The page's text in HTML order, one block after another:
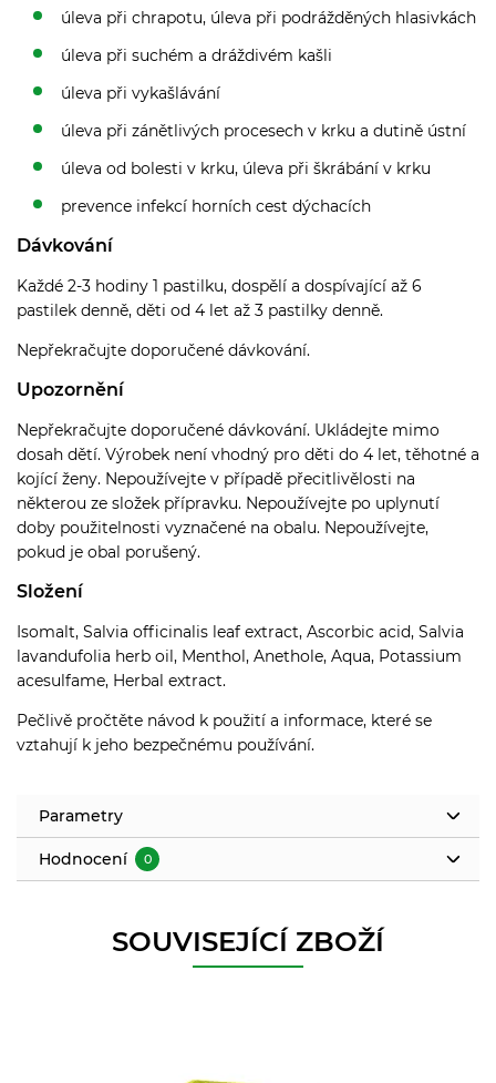
úleva při chrapotu, úleva při podrážděných hlasivkách
úleva při suchém a dráždivém kašli
úleva při vykašlávání
úleva při zánětlivých procesech v krku a dutině ústní
úleva od bolesti v krku, úleva při škrábání v krku
prevence infekcí horních cest dýchacích
Dávkování
Každé 2-3 hodiny 1 pastilku, dospělí a dospívající až 6
pastilek denně, děti od 4 let až 3 pastilky denně.
Nepřekračujte doporučené dávkování.
Upozornění
Nepřekračujte doporučené dávkování. Ukládejte mimo
dosah dětí. Výrobek není vhodný pro děti do 4 let, těhotné a
kojící ženy. Nepoužívejte v případě přecitlivělosti na
některou ze složek přípravku. Nepoužívejte po uplynutí
doby použitelnosti vyznačené na obalu. Nepoužívejte,
pokud je obal porušený.
Složení
Isomalt, Salvia officinalis leaf extract, Ascorbic acid, Salvia
lavandufolia herb oil, Menthol, Anethole, Aqua, Potassium
acesulfame, Herbal extract.
Pečlivě pročtěte návod k použití a informace, které se
vztahují k jeho bezpečnému používání.
Parametry
Hodnocení 0
SOUVISEJÍCÍ ZBOŽÍ